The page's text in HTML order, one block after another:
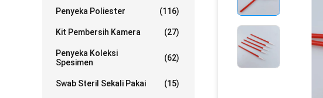
Penyeka Poliester (116)
Kit Pembersih Kamera (27)
Penyeka Koleksi
Spesimen
(62)
Swab Steril Sekali Pakai (15)